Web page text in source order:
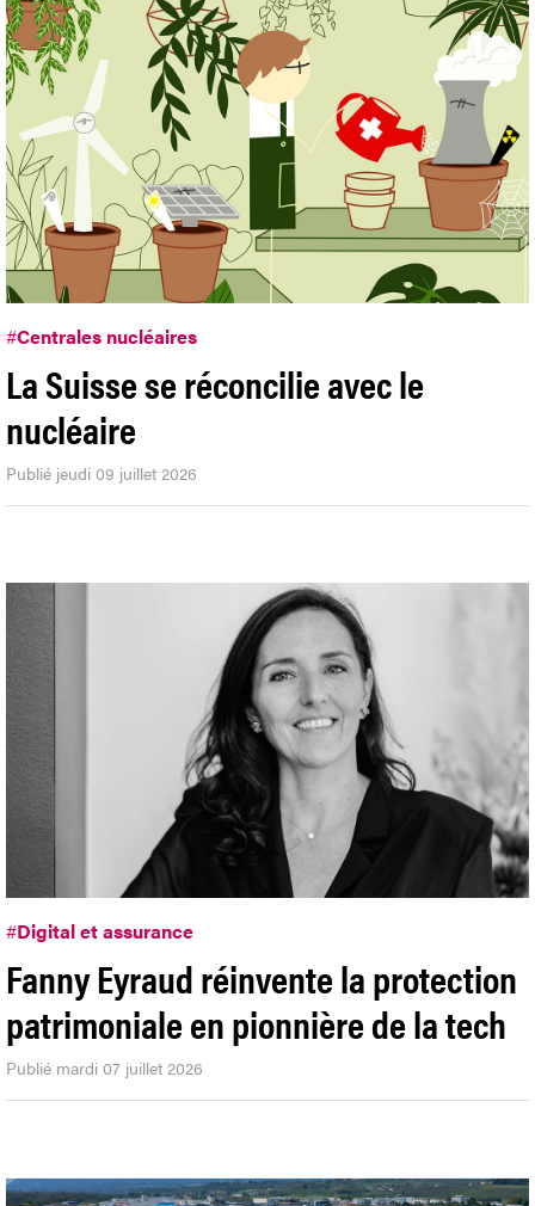
#Centrales nucléaires
La Suisse se réconcilie avec le
nucléaire
Publié jeudi 09 juillet 2026
#Digital et assurance
Fanny Eyraud réinvente la protection
patrimoniale en pionnière de la tech
Publié mardi 07 juillet 2026